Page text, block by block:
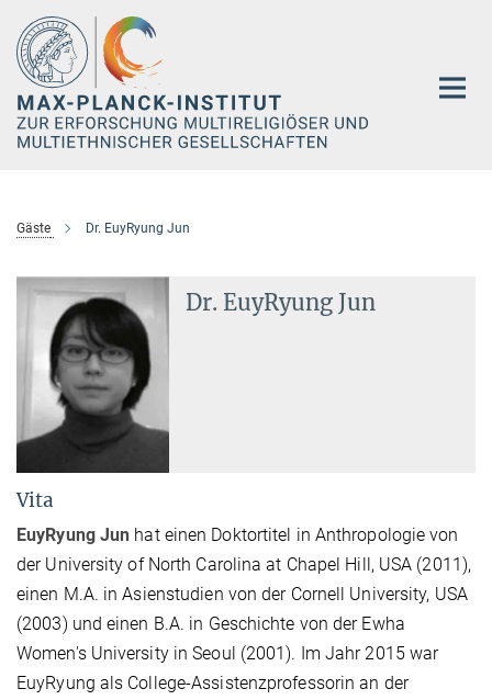
Hauptinhalt
Gäste Dr. EuyRyung Jun
Dr. EuyRyung Jun
Vita
EuyRyung Jun hat einen Doktortitel in Anthropologie von
der University of North Carolina at Chapel Hill, USA (2011),
einen M.A. in Asienstudien von der Cornell University, USA
(2003) und einen B.A. in Geschichte von der Ewha
Women's University in Seoul (2001). Im Jahr 2015 war
EuyRyung als College-Assistenzprofessorin an der